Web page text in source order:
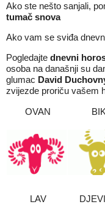
Ako ste nešto sanjali,
tumač snova
Ako vam se sviđa
Pogledajte dnevni
osoba na današnji su
glumac David
zvijezde proriču vašem
OVAN
BIK
LAV